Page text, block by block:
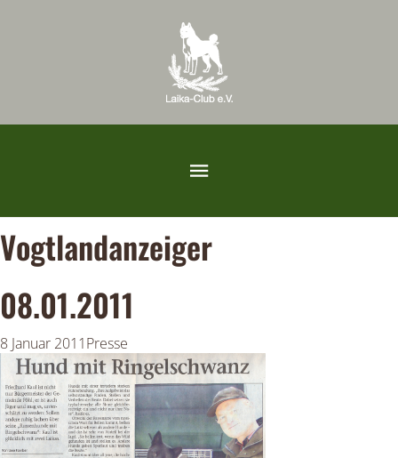
Vogtlandanzeiger
08.01.2011
8 Januar 2011Presse